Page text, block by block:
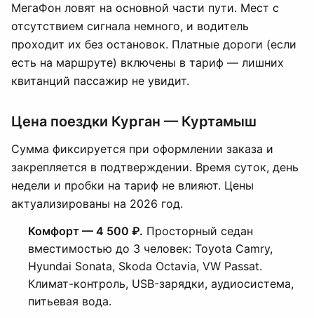
МегаФон ловят на основной части пути. Мест с
отсутствием сигнала немного, и водитель
проходит их без остановок. Платные дороги (если
есть на маршруте) включены в тариф — лишних
квитанций пассажир не увидит.
Цена поездки Курган — Куртамыш
Сумма фиксируется при оформлении заказа и
закрепляется в подтверждении. Время суток, день
недели и пробки на тариф не влияют. Цены
актуализированы на 2026 год.
Комфорт — 4 500 ₽. Просторный седан
вместимостью до 3 человек: Toyota Camry,
Hyundai Sonata, Skoda Octavia, VW Passat.
Климат-контроль, USB-зарядки, аудиосистема,
питьевая вода.